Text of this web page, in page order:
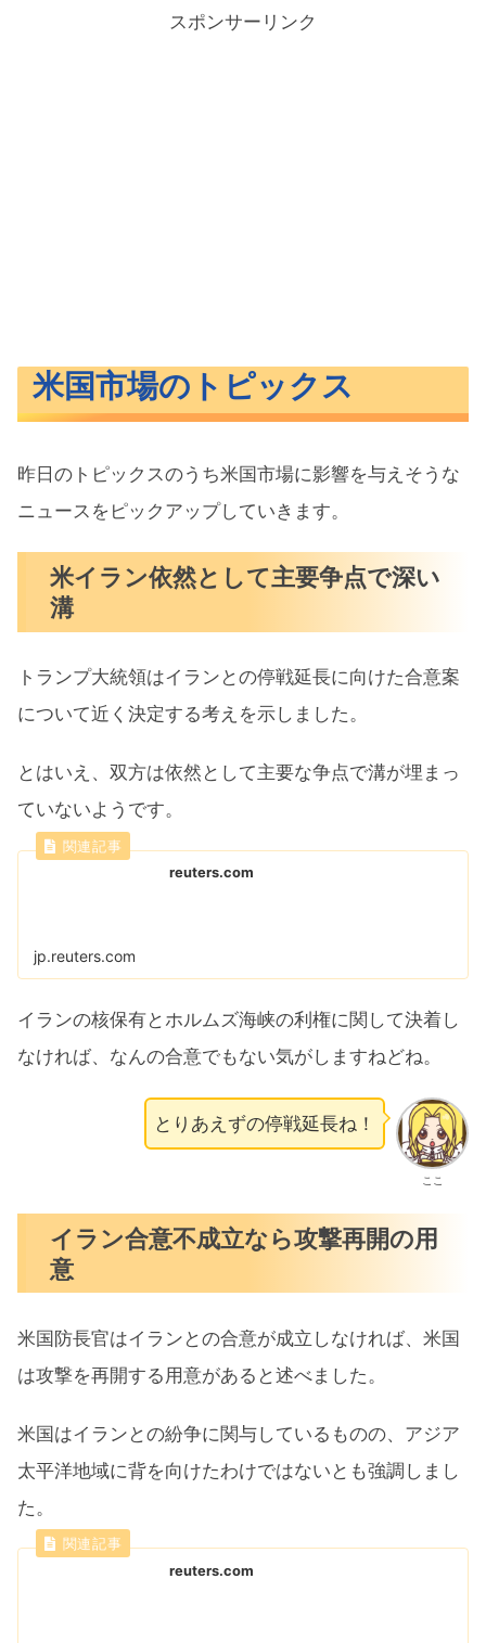
スポンサーリンク
米国市場のトピックス
昨日のトピックスのうち米国市場に影響を与えそうな
ニュースをピックアップしていきます。
米イラン依然として主要争点で深い
溝
トランプ大統領はイランとの停戦延長に向けた合意案
について近く決定する考えを示しました。
とはいえ、双方は依然として主要な争点で溝が埋まっ
ていないようです。
reuters.com
jp.reuters.com
イランの核保有とホルムズ海峡の利権に関して決着し
なければ、なんの合意でもない気がしますねどね。
ここ
とりあえずの停戦延長ね！
イラン合意不成立なら攻撃再開の用
意
米国防長官はイランとの合意が成立​しなければ、米国
は攻撃を再開‌する用意があると述べました。
米国​はイランとの紛争に関与してい​るものの、アジア
太平洋地域に背を向け‌たわ⁠けではないとも強調しまし
た。
reuters.com